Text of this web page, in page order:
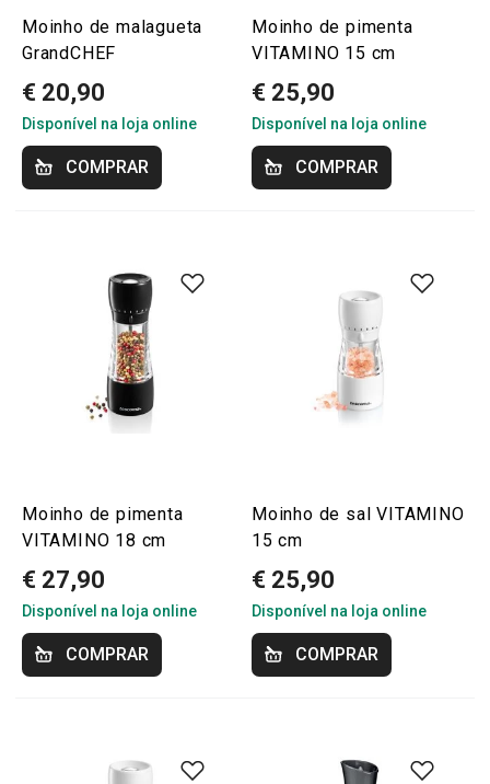
Moinho de malagueta
GrandCHEF
€ 20,90
Disponível na loja online
COMPRAR
Moinho de pimenta
VITAMINO 15 cm
€ 25,90
Disponível na loja online
COMPRAR
Moinho de pimenta
VITAMINO 18 cm
€ 27,90
Disponível na loja online
COMPRAR
Moinho de sal VITAMINO
15 cm
€ 25,90
Disponível na loja online
COMPRAR